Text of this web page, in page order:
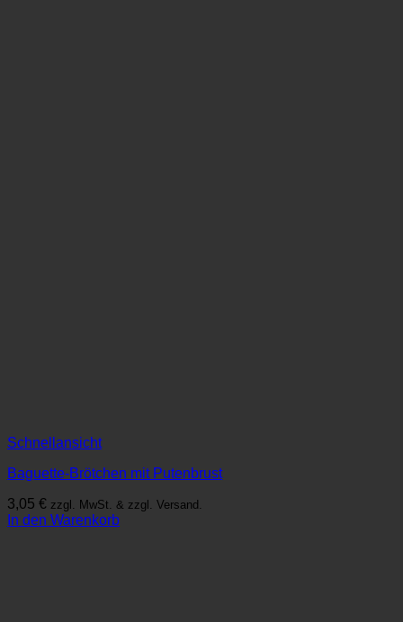
Schnellansicht
Baguette-Brötchen mit Putenbrust
3,05 € zzgl. MwSt. & zzgl. Versand.
In den Warenkorb